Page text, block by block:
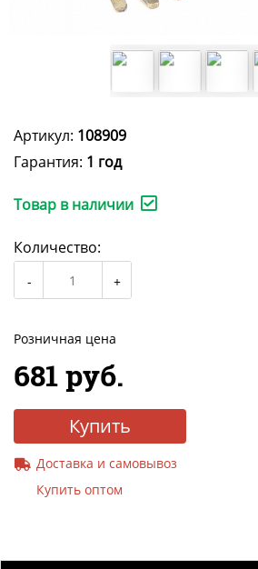
Артикул: 108909
Гарантия: 1 год
Товар в наличии
Количество:
Розничная цена
681 руб.
Купить
Доставка и самовывоз
Купить оптом